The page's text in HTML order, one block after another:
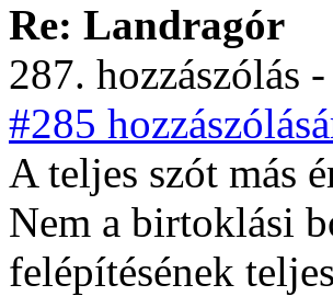
Re: Landragór
287. hozzászólás
#285
A teljes szót más
Nem a birtoklási
felépítésének